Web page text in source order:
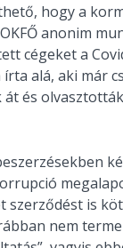
hogy a
anonim
cégeket a
alá, aki már
át és
szerződést is
nem